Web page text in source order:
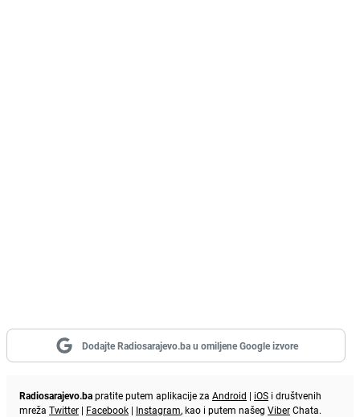
Dodajte Radiosarajevo.ba u omiljene Google izvore
Radiosarajevo.bapratite putem aplikacije za Android | iOS i društvenih
mreža Twitter | Facebook | Instagram, kao i putem našeg ViberChata.